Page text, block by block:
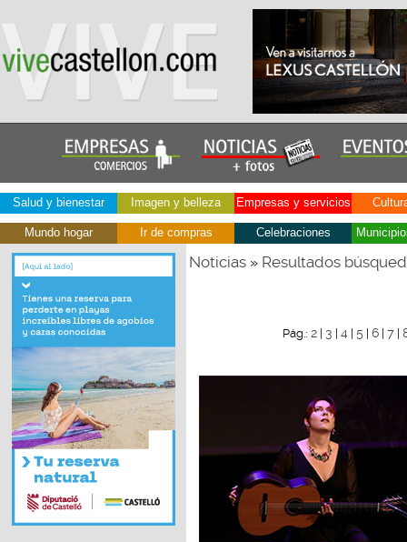
Salud y bienestar Imagen y belleza Empresas y servicios
Mundo hogar Ir de compras Celebraciones
Noticias» Resultados
Pág.: 2 3 4 5 6 7